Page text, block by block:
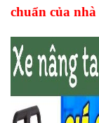
chuẩn của